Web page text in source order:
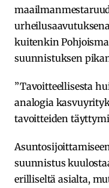
kuitenkin
suunnistuksen
”Tavoitteellisesta
analogia
tavoitteiden
suunnistus
erilliseltä asialta,